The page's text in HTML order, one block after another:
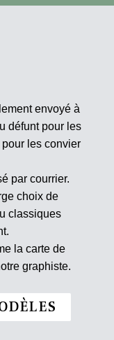
envoyé à
défunt pour les
les convier
par courrier.
choix de
classiques
la carte de
graphiste.